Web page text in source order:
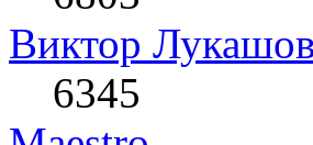
Виктор Лукашов
6345